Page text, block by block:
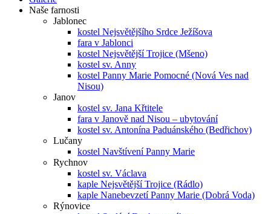
Naše farnosti
Jablonec
kostel Nejsvětějšího Srdce Ježíšova
fara v Jablonci
kostel Nejsvětější Trojice (Mšeno)
kostel sv. Anny
kostel Panny Marie Pomocné (Nová Ves nad
Nisou)
Janov
kostel sv. Jana Křtitele
fara v Janově nad Nisou – ubytování
kostel sv. Antonína Paduánského (Bedřichov)
Lučany
kostel Navštívení Panny Marie
Rychnov
kostel sv. Václava
kaple Nejsvětější Trojice (Rádlo)
kaple Nanebevzetí Panny Marie (Dobrá Voda)
Rýnovice